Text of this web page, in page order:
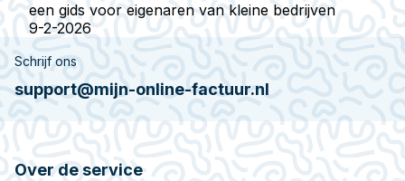
een gids voor eigenaren van kleine bedrijven
9-2-2026
Schrijf ons
support@mijn-online-factuur.nl
Over de service